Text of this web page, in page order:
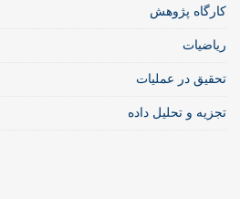
کارگاه پژوهش
ریاضیات
تحقیق در عملیات
تجزیه و تحلیل داده